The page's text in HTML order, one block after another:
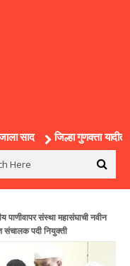
साद जिल्हा गुणवत्ता यादीत
पाणीवापर संस्था महासंघाची नवीन
संचालक पदी नियुक्ती